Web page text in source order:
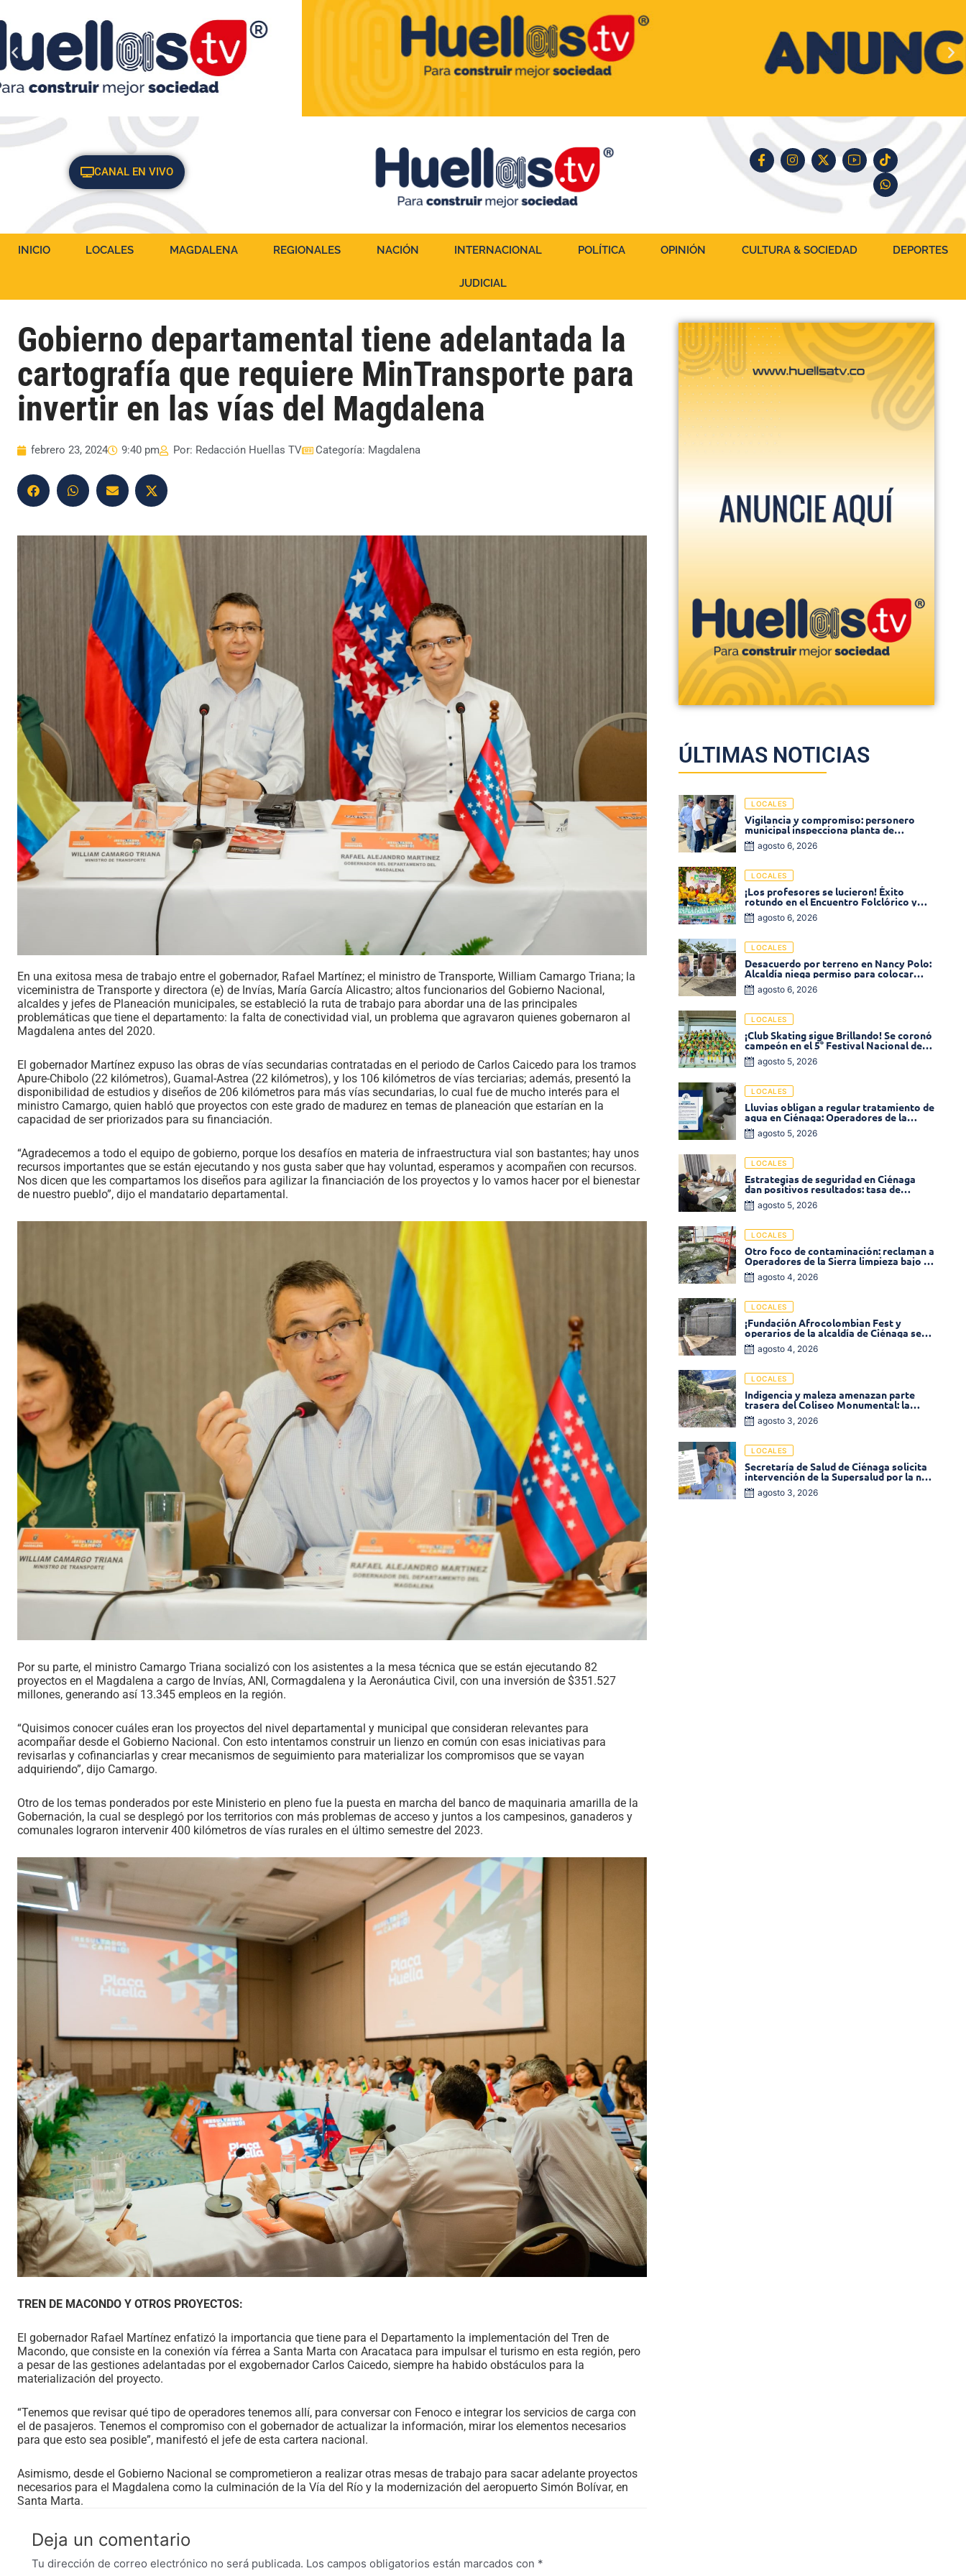
CANAL EN VIVO
INICIO LOCALES MAGDALENA REGIONALES NACIÓN INTERNACIONAL POLÍTICA OPINIÓN CULTURA & SOCIEDAD DEPORTES
JUDICIAL
Gobierno departamental tiene adelantada la
cartografía que requiere MinTransporte para
invertir en las vías del Magdalena
febrero 23, 2024 9:40 pm Por: Redacción Huellas TV Categoría: Magdalena
En una exitosa mesa de trabajo entre el gobernador, Rafael Martínez; el ministro de Transporte, William Camargo Triana; la
viceministra de Transporte y directora (e) de Invías, María García Alicastro; altos funcionarios del Gobierno Nacional,
alcaldes y jefes de Planeación municipales, se estableció la ruta de trabajo para abordar una de las principales
problemáticas que tiene el departamento: la falta de conectividad vial, un problema que agravaron quienes gobernaron al
Magdalena antes del 2020.
El gobernador Martínez expuso las obras de vías secundarias contratadas en el periodo de Carlos Caicedo para los tramos
Apure-Chibolo (22 kilómetros), Guamal-Astrea (22 kilómetros), y los 106 kilómetros de vías terciarias; además, presentó la
disponibilidad de estudios y diseños de 206 kilómetros para más vías secundarias, lo cual fue de mucho interés para el
ministro Camargo, quien habló que proyectos con este grado de madurez en temas de planeación que estarían en la
capacidad de ser priorizados para su financiación.
“Agradecemos a todo el equipo de gobierno, porque los desafíos en materia de infraestructura vial son bastantes; hay unos
recursos importantes que se están ejecutando y nos gusta saber que hay voluntad, esperamos y acompañen con recursos.
Nos dicen que les compartamos los diseños para agilizar la financiación de los proyectos y lo vamos hacer por el bienestar
de nuestro pueblo”, dijo el mandatario departamental.
Por su parte, el ministro Camargo Triana socializó con los asistentes a la mesa técnica que se están ejecutando 82
proyectos en el Magdalena a cargo de Invías, ANI, Cormagdalena y la Aeronáutica Civil, con una inversión de $351.527
millones, generando así 13.345 empleos en la región.
“Quisimos conocer cuáles eran los proyectos del nivel departamental y municipal que consideran relevantes para
acompañar desde el Gobierno Nacional. Con esto intentamos construir un lienzo en común con esas iniciativas para
revisarlas y cofinanciarlas y crear mecanismos de seguimiento para materializar los compromisos que se vayan
adquiriendo”, dijo Camargo.
Otro de los temas ponderados por este Ministerio en pleno fue la puesta en marcha del banco de maquinaria amarilla de la
Gobernación, la cual se desplegó por los territorios con más problemas de acceso y juntos a los campesinos, ganaderos y
comunales lograron intervenir 400 kilómetros de vías rurales en el último semestre del 2023.
TREN DE MACONDO Y OTROS PROYECTOS:
El gobernador Rafael Martínez enfatizó la importancia que tiene para el Departamento la implementación del Tren de
Macondo, que consiste en la conexión vía férrea a Santa Marta con Aracataca para impulsar el turismo en esta región, pero
a pesar de las gestiones adelantadas por el exgobernador Carlos Caicedo, siempre ha habido obstáculos para la
materialización del proyecto.
“Tenemos que revisar qué tipo de operadores tenemos allí, para conversar con Fenoco e integrar los servicios de carga con
el de pasajeros. Tenemos el compromiso con el gobernador de actualizar la información, mirar los elementos necesarios
para que esto sea posible”, manifestó el jefe de esta cartera nacional.
Asimismo, desde el Gobierno Nacional se comprometieron a realizar otras mesas de trabajo para sacar adelante proyectos
necesarios para el Magdalena como la culminación de la Vía del Río y la modernización del aeropuerto Simón Bolívar, en
Santa Marta.
Deja un comentario
Tu dirección de correo electrónico no será publicada. Los campos obligatorios están marcados con *
ÚLTIMAS NOTICIAS
LOCALES
Vigilancia y compromiso: personero
municipal inspecciona planta de
tratamiento de agua
agosto 6, 2026
LOCALES
¡Los profesores se lucieron! Éxito
rotundo en el Encuentro Folclórico y
Cultural del Magisterio 2026 en Ciénaga
agosto 6, 2026
LOCALES
Desacuerdo por terreno en Nancy Polo:
Alcaldía niega permiso para colocar
venta de comidas
agosto 6, 2026
LOCALES
¡Club Skating sigue Brillando! Se coronó
campeón en el 5° Festival Nacional de
Patinaje «Soledad sobre Ruedas»
agosto 5, 2026
LOCALES
Lluvias obligan a regular tratamiento de
agua en Ciénaga: Operadores de la
Sierra anuncia baja presión en varios
sectores
agosto 5, 2026
LOCALES
Estrategias de seguridad en Ciénaga
dan positivos resultados: tasa de
homicidios disminuyó un 58% en 2026
agosto 5, 2026
LOCALES
Otro foco de contaminación: reclaman a
Operadores de la Sierra limpieza bajo el
puente de la calle 19 con carrera 11
agosto 4, 2026
LOCALES
¡Fundación Afrocolombian Fest y
operarios de la alcaldía de Ciénaga se
ponen la 10! Realizan limpieza de la
parte posterior del Coliseo
agosto 4, 2026
LOCALES
Indigencia y maleza amenazan parte
trasera del Coliseo Monumental: la
comunidad exige acción inmediata!
agosto 3, 2026
LOCALES
Secretaría de Salud de Ciénaga solicita
intervención de la Supersalud por la no
entrega de medicamentos en las EPS
agosto 3, 2026